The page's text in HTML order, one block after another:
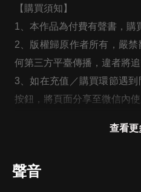
【購買須知】
1、本作品為付費有聲書，購
2、版權歸原作者所有，嚴
何第三方平臺傳播，違者將追
3、如在充值／購買環節遇
按鈕，將頁面分享至微信內
在線客服；
查看更
聲音